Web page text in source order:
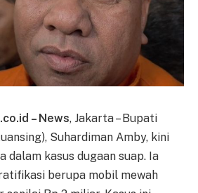
– News, Jakarta – Bupati
Suhardiman Amby, kini
dalam kasus dugaan suap. Ia
berupa mobil mewah